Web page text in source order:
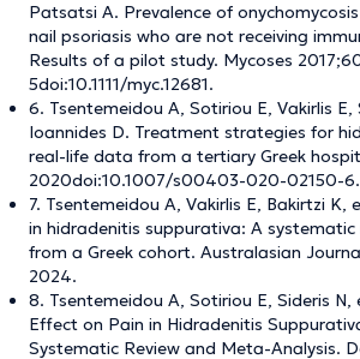
Patsatsi A. Prevalence of
nail psoriasis who are not receiving
Results of a pilot study. Mycoses
5doi:10.1111/myc.12681.
6. Tsentemeidou A, Sotiriou E, Vakirlis E,
Ioannides D. Treatment strategies for
real-life data from a tertiary Greek
2020doi:10.1007/s00403-020-02150-6.
7. Tsentemeidou A, Vakirlis E, Bakirtzi
in hidradenitis suppurativa: A
from a Greek cohort. Australasian
2024.
8. Tsentemeidou A, Sotiriou E, Sideris
Effect on Pain in Hidradenitis
Systematic Review and Meta-Analysis.